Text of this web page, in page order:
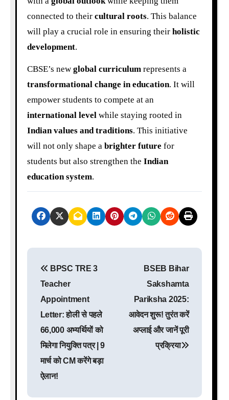
connected to their cultural roots. This balance
will play a crucial role in ensuring their holistic
development.
CBSE’s new global curriculumrepresents a
transformational change in education. It will
empower students to compete at an
international levelwhile staying rooted in
Indian values and traditions. This initiative
will not only shape a brighter future for
students but also strengthen the Indian
education system.
BPSC TRE 3
Teacher
Appointment
Letter: होली से पहले
66,000 अभ्यर्थियों को
मिलेगा नियुक्ति पत्र | 9
मार्च को CM करेंगे बड़ा
ऐलान!
BSEB Bihar
Sakshamta
Pariksha 2025:
आवेदन शुरू! तुरंत करें
अप्लाई और जानें पूरी
प्रक्रिया